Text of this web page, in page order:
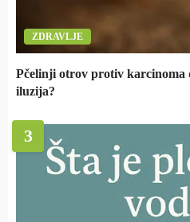
ZDRAVLJE
Pčelinji otrov protiv karcinoma
iluzija?
3